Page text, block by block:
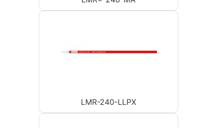
LMR-240-LLPX